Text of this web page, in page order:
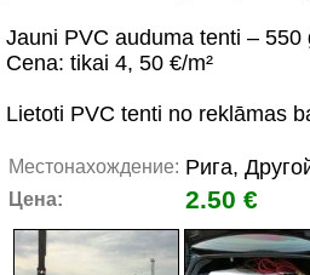
Jauni PVC auduma tenti – 550
Cena: tikai 4, 50 €/m²
Lietoti PVC tenti no reklāmas
Местонахождение: Рига,
Цена: 2.50 €